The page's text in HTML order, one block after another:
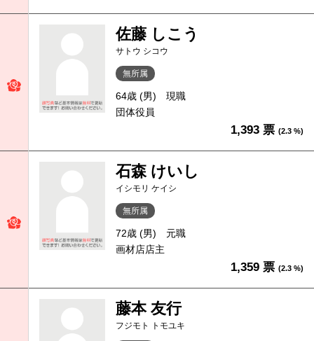
佐藤 しこう
サトウ シコウ
無所属
64歳 (男)
現職
団体役員
1,393 票 (2.3 %)
石森 けいし
イシモリ ケイシ
無所属
72歳 (男)
元職
画材店店主
1,359 票 (2.3 %)
藤本 友行
フジモト トモユキ